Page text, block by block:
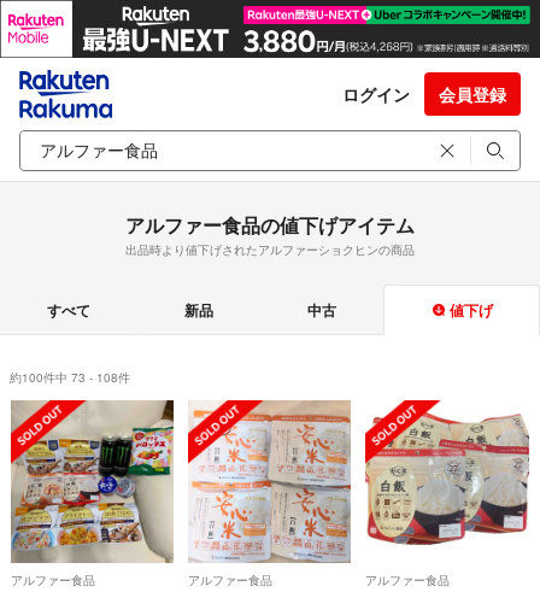
ログイン 会員登録
アルファー食品の値下げアイテム
出品時より値下げされたアルファーショクヒンの商品
すべて 新品 中古 値下げ
約100件中 73 - 108件
アルファー食品 アルファー食品 アルファー食品